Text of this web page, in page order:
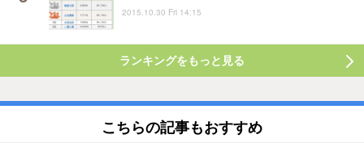
2015.10.30 Fri 14:15
ランキングをもっと見る
こちらの記事もおすすめ